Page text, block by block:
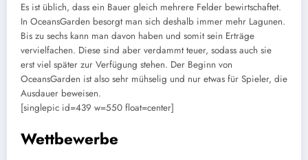
Es ist üblich, dass ein Bauer gleich mehrere Felder bewirtschaftet.
In OceansGarden besorgt man sich deshalb immer mehr Lagunen.
Bis zu sechs kann man davon haben und somit sein Erträge
vervielfachen. Diese sind aber verdammt teuer, sodass auch sie
erst viel später zur Verfügung stehen. Der Beginn von
OceansGarden ist also sehr mühselig und nur etwas für Spieler, die
Ausdauer beweisen.
[singlepic id=439 w=550 float=center]
Wettbewerbe